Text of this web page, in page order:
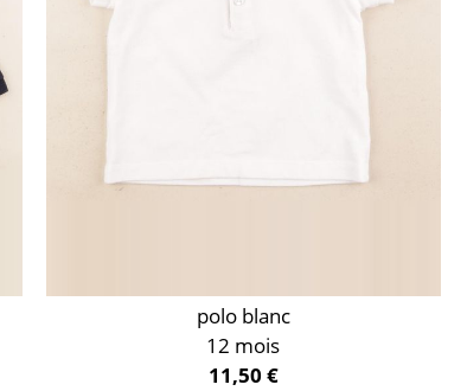
polo blanc
12 mois
11,50 €